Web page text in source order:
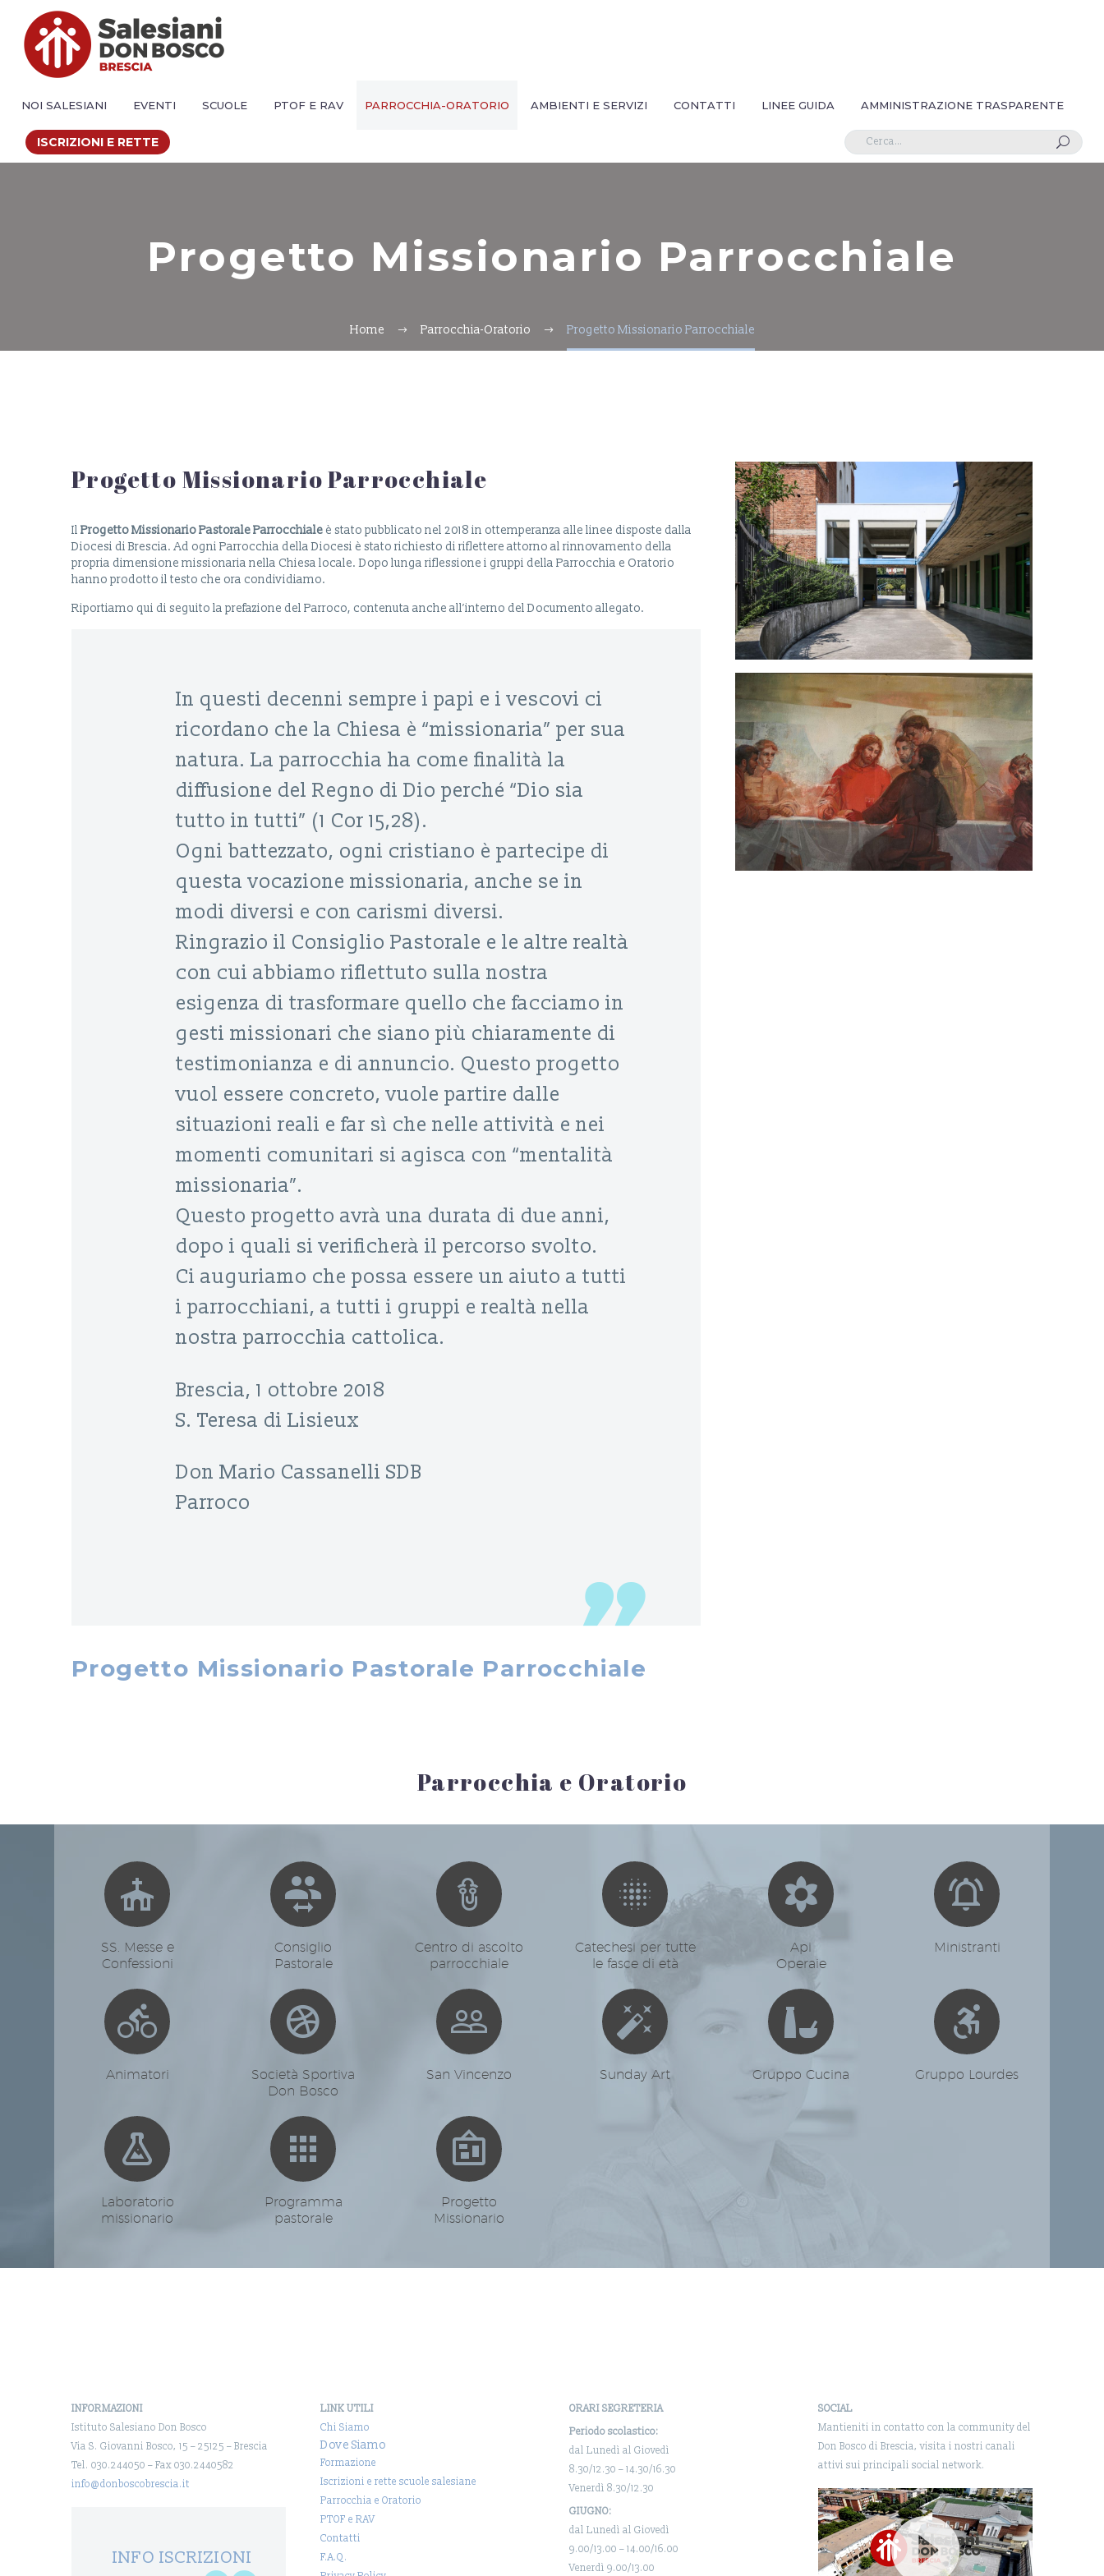
NOI SALESIANI EVENTI SCUOLE PTOF E RAV PARROCCHIA-ORATORIO AMBIENTI E SERVIZI CONTATTI LINEE GUIDA AMMINISTRAZIONE TRASPARENTE
ISCRIZIONI E RETTE U
Progetto Missionario Parrocchiale
Home Parrocchia-Oratorio Progetto Missionario Parrocchiale
Progetto Missionario Parrocchiale
Il Progetto Missionario Pastorale Parrocchiale è stato pubblicato nel 2018 in ottemperanza alle linee disposte dalla
Diocesi di Brescia. Ad ogni Parrocchia della Diocesi è stato richiesto di riflettere attorno al rinnovamento della
propria dimensione missionaria nella Chiesa locale. Dopo lunga riflessione i gruppi della Parrocchia e Oratorio
hanno prodotto il testo che ora condividiamo.
Riportiamo qui di seguito la prefazione del Parroco, contenuta anche all’interno del Documento allegato.
In questi decenni sempre i papi e i vescovi ci
ricordano che la Chiesa è “missionaria” per sua
natura. La parrocchia ha come finalità la
diffusione del Regno di Dio perché “Dio sia
tutto in tutti” (1 Cor 15,28).
Ogni battezzato, ogni cristiano è partecipe di
questa vocazione missionaria, anche se in
modi diversi e con carismi diversi.
Ringrazio il Consiglio Pastorale e le altre realtà
con cui abbiamo riflettuto sulla nostra
esigenza di trasformare quello che facciamo in
gesti missionari che siano più chiaramente di
testimonianza e di annuncio. Questo progetto
vuol essere concreto, vuole partire dalle
situazioni reali e far sì che nelle attività e nei
momenti comunitari si agisca con “mentalità
missionaria”.
Questo progetto avrà una durata di due anni,
dopo i quali si verificherà il percorso svolto.
Ci auguriamo che possa essere un aiuto a tutti
i parrocchiani, a tutti i gruppi e realtà nella
nostra parrocchia cattolica.
Brescia, 1 ottobre 2018
S. Teresa di Lisieux
Don Mario Cassanelli SDB
Parroco
Progetto Missionario Pastorale Parrocchiale
Parrocchia e Oratorio


SS. Messe e
Confessioni


Consiglio
Pastorale


Centro di ascolto
parrocchiale


Catechesi per tutte
le fasce di età


Api
Operaie


Ministranti


Animatori


Società Sportiva
Don Bosco


San Vincenzo


Sunday Art


Gruppo Cucina


Gruppo Lourdes


Laboratorio
missionario


Programma
pastorale


Progetto
Missionario
INFORMAZIONI
Istituto Salesiano Don Bosco
Via S. Giovanni Bosco, 15 – 25125 – Brescia
Tel. 030.244050 – Fax 030.2440582
info@donboscobrescia.it
INFO ISCRIZIONI
LINK UTILI
Chi Siamo
Dove Siamo
Formazione
Iscrizioni e rette scuole salesiane
Parrocchia e Oratorio
PTOF e RAV
Contatti
F.A.Q.
ORARI SEGRETERIA
Periodo scolastico:
dal Lunedì al Giovedì
8.30/12.30 – 14.30/16.30
Venerdì 8.30/12.30
GIUGNO:
dal Lunedì al Giovedì
9.00/13.00 – 14.00/16.00
Venerdì 9.00/13.00
SOCIAL
Mantieniti in contatto con la community del
Don Bosco di Brescia, visita i nostri canali
attivi sui principali social network.